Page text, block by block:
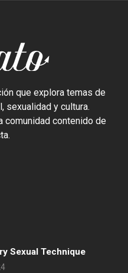
que explora temas de
sexualidad y cultura.
comunidad contenido de
Sexual Technique